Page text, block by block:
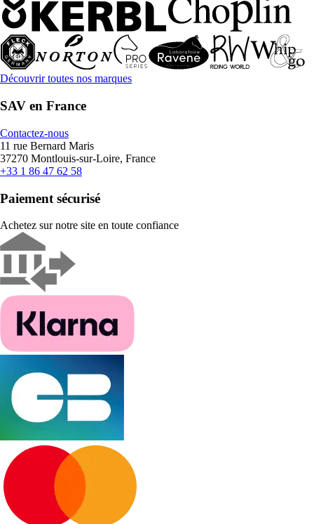
Découvrir toutes nos marques
SAV en France
Contactez-nous
11 rue Bernard Maris
37270 Montlouis-sur-Loire, France
+33 1 86 47 62 58
Paiement sécurisé
Achetez sur notre site en toute confiance